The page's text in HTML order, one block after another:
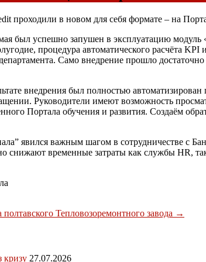
проходили в новом для себя формате – на
был успешно запушен в эксплуатацию
процедура автоматического расчёта
Само внедрение прошло
внедрения был полностью
Руководители имеют возможность
Портала обучения и развития. Создаём
явился важным шагом в сотрудничестве с
снижают временные затраты как службы HR,
Тепловозоремонтного завода →
кризу 27.07.2026